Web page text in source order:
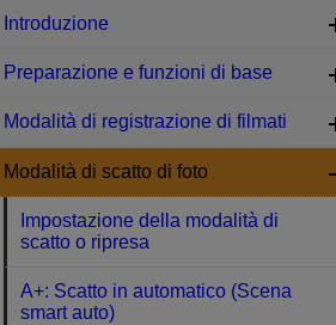
Introduzione
Preparazione e funzioni di base
Modalità di registrazione di filmati
Modalità di scatto di foto
Impostazione della modalità di
scatto o ripresa
A+: Scatto in automatico (Scena
smart auto)